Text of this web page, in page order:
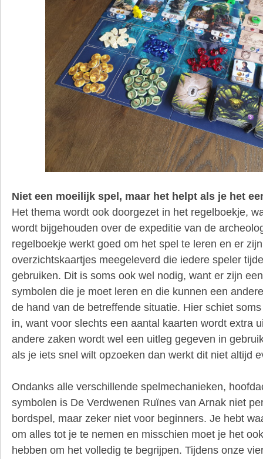
Niet een moeilijk spel, maar het helpt als je het
Het thema wordt ook doorgezet in het regelboekje,
wordt bijgehouden over de expeditie van de
regelboekje werkt goed om het spel te leren en er
overzichtskaartjes meegeleverd die iedere speler
gebruiken. Dit is soms ook wel nodig, want er zijn
symbolen die je moet leren en die kunnen een
de hand van de betreffende situatie. Hier schiet
in, want voor slechts een aantal kaarten wordt extra
andere zaken wordt wel een uitleg gegeven in
als je iets snel wilt opzoeken dan werkt dit niet altijd
Ondanks alle verschillende spelmechanieken,
symbolen is De Verdwenen Ruïnes van Arnak niet
bordspel, maar zeker niet voor beginners. Je hebt
om alles tot je te nemen en misschien moet je het
hebben om het volledig te begrijpen. Tijdens onze